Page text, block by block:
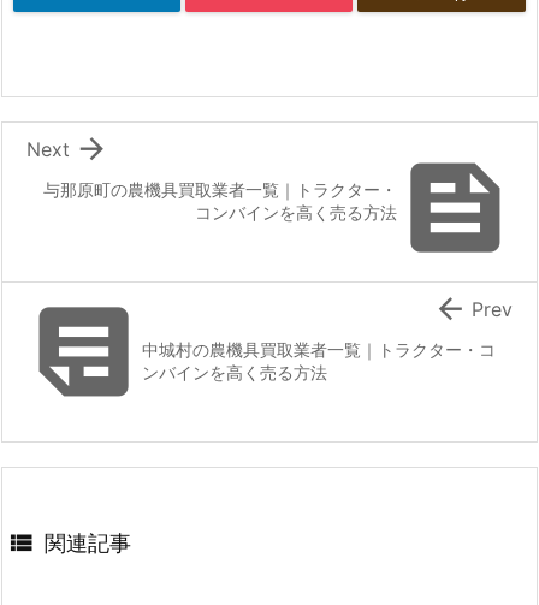

与那原町の農機具買取業者一覧｜トラクター・
コンバインを高く売る方法

Next
中城村の農機具買取業者一覧｜トラクター・コ
ンバインを高く売る方法
 Prev
 関連記事